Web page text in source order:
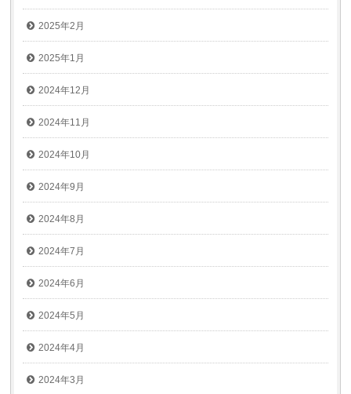
2025年2月
2025年1月
2024年12月
2024年11月
2024年10月
2024年9月
2024年8月
2024年7月
2024年6月
2024年5月
2024年4月
2024年3月